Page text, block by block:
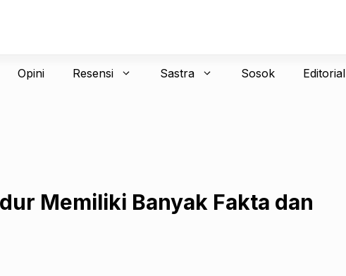
Opini Resensi Sastra Sosok Editorial
Memiliki Banyak Fakta dan